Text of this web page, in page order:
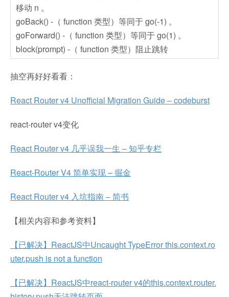
移动 n 。
goBack() -（ function 类型）等同于 go(-1) 。
goForward() -（ function 类型）等同于 go(1) 。
block(prompt) -（ function 类型）阻止跳转
抽空再好好看看：
React Router v4 Unofficial Migration Guide – codeburst
react-router v4变化
React Router v4 几乎误我一生 – 知乎专栏
React-Router V4 简单实现 – 掘金
React Router v4 入坑指南 – 简书
【相关内容和参考资料】
【已解决】ReactJS中Uncaught TypeError this.context.ro
uter.push is not a function
【已解决】ReactJS中react-router v4的this.context.router.